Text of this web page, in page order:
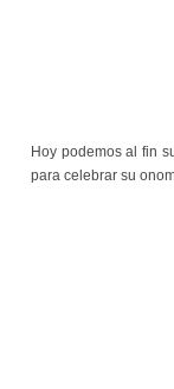
Hoy podemos al fin
para celebrar su